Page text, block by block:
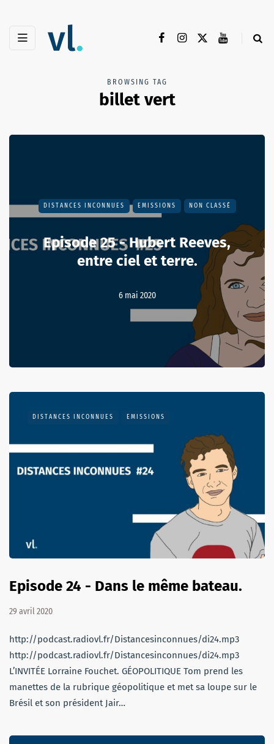
BROWSING TAG
billet vert
DISTANCES INCONNUES EMISSIONS NON CLASSÉ
Episode 25 - Hubert Reeves,
entre ciel et terre.
6 mai 2020
DISTANCES INCONNUES EMISSIONS
Episode 24 - Dans le même bateau.
29 avril 2020
http://podcast.radiovl.fr/Distancesinconnues/di24.mp3
http://podcast.radiovl.fr/Distancesinconnues/di24.mp3
L’INVITÉE Lorraine Fouchet. GÉOPOLITIQUE Tom prend les
manettes de la rubrique géopolitique et met sa loupe sur le
Brésil et son président Jair…